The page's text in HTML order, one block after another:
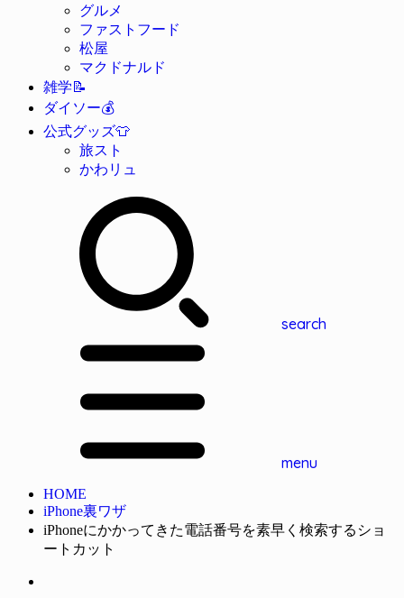
グルメ
ファストフード
松屋
マクドナルド
雑学📝
ダイソー💰
公式グッズ👕
旅スト
かわリュ
search
menu
HOME
iPhone裏ワザ
iPhoneにかかってきた電話番号を素早く検索するショ
ートカット